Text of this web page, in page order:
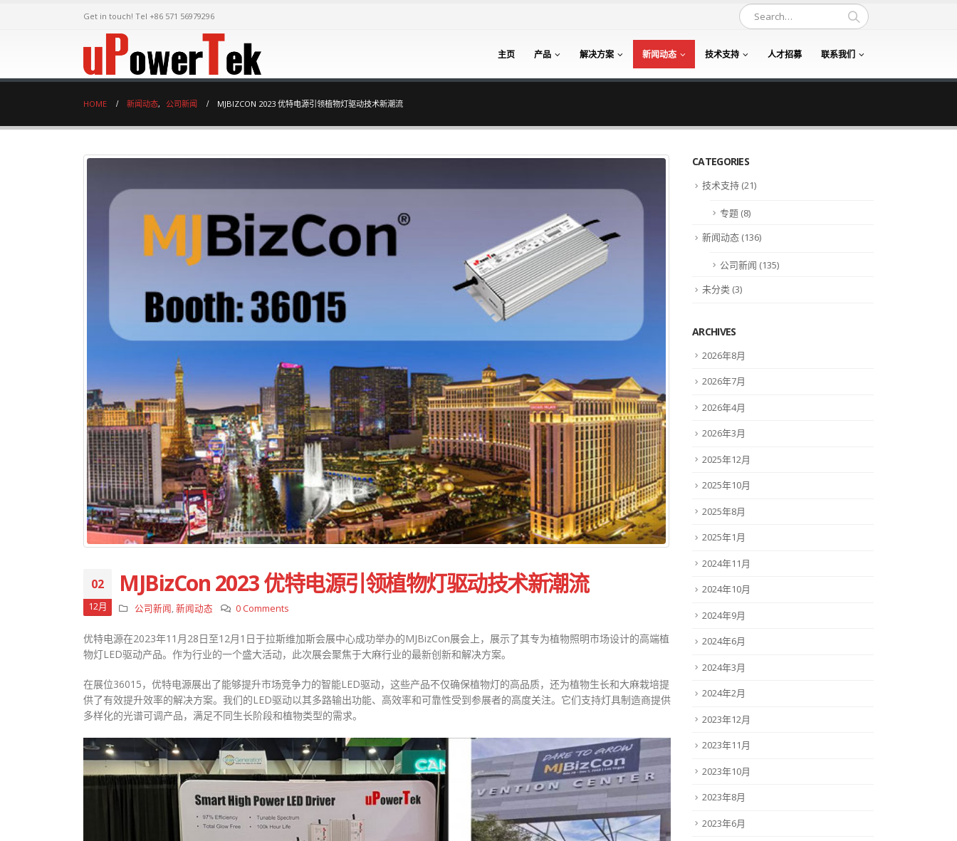
Get in touch! Tel +86 571 56979296
主页 产品 解决方案 新闻动态 技术支持 人才招募 联系我们
HOME 新闻动态, 公司新闻 MJBIZCON 2023 优特电源引领植物灯驱动技术新潮流
02
12月
MJBizCon 2023 优特电源引领植物灯驱动技术新潮流
公司新闻,新闻动态 0 Comments
优特电源在2023年11月28日至12月1日于拉斯维加斯会展中心成功举办的MJBizCon展会上，展示了其专为植物照明市场设计的高端植
物灯LED驱动产品。作为行业的一个盛大活动，此次展会聚焦于大麻行业的最新创新和解决方案。
在展位36015，优特电源展出了能够提升市场竞争力的智能LED驱动，这些产品不仅确保植物灯的高品质，还为植物生长和大麻栽培提
供了有效提升效率的解决方案。我们的LED驱动以其多路输出功能、高效率和可靠性受到参展者的高度关注。它们支持灯具制造商提供
多样化的光谱可调产品，满足不同生长阶段和植物类型的需求。
CATEGORIES
技术支持 (21)
专题 (8)
新闻动态 (136)
公司新闻 (135)
未分类 (3)
ARCHIVES
2026年8月
2026年7月
2026年4月
2026年3月
2025年12月
2025年10月
2025年8月
2025年1月
2024年11月
2024年10月
2024年9月
2024年6月
2024年3月
2024年2月
2023年12月
2023年11月
2023年10月
2023年8月
2023年6月